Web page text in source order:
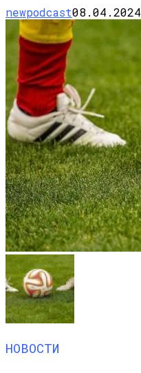
newpodcast08.04.2024
НОВОСТИ